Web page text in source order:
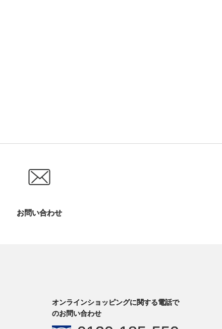
お問い合わせ
オンラインショッピングに関する電話で
のお問い合わせ